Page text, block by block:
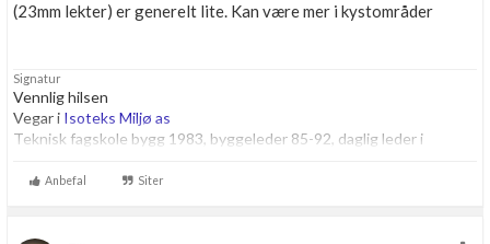
(23mm lekter) er generelt lite. Kan være mer i kystområder
Signatur
Vennlig hilsen
Vegar i Isoteks Miljø as
Teknisk fagskole bygg 1983, byggeleder 85-92, daglig leder i
Spesialavfall i bygg, Isolering, og sugebiler som sugere ut flis, leire,
Anbefal Siter